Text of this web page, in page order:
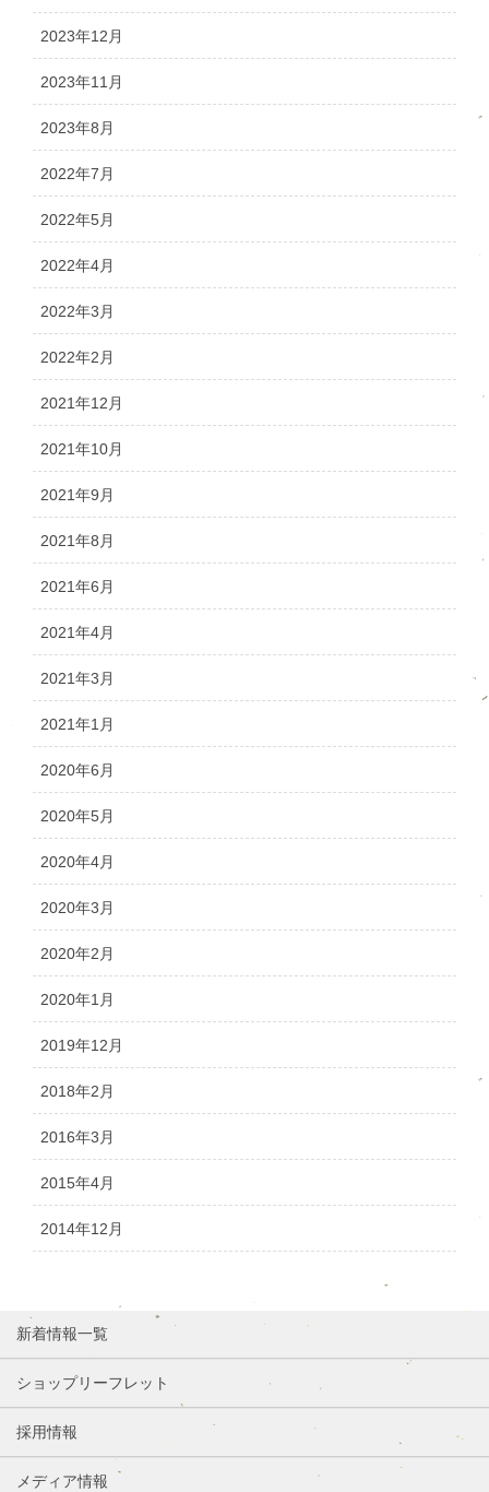
2023年12月
2023年11月
2023年8月
2022年7月
2022年5月
2022年4月
2022年3月
2022年2月
2021年12月
2021年10月
2021年9月
2021年8月
2021年6月
2021年4月
2021年3月
2021年1月
2020年6月
2020年5月
2020年4月
2020年3月
2020年2月
2020年1月
2019年12月
2018年2月
2016年3月
2015年4月
2014年12月
新着情報一覧
ショップリーフレット
採用情報
メディア情報